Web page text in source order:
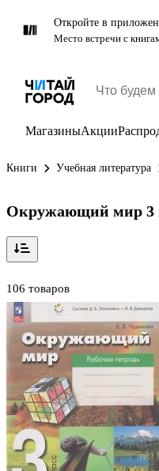
Откройте в
Место встречи с
МагазиныАкции
Книги Учебная литература
Окружающий мир 3
106 товаров